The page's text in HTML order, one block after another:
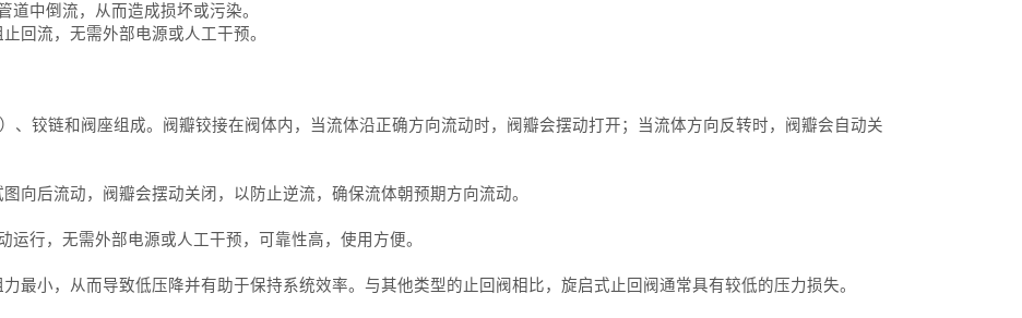
道中倒流，从而造成损坏或污染。
回流，无需外部电源或人工干预。
、铰链和阀座组成。阀瓣铰接在阀体内，当流体沿正确方向流动时，阀瓣会摆动打开；当流体方向反转时，阀瓣会自动关
向后流动，阀瓣会摆动关闭，以防止逆流，确保流体朝预期方向流动。
运行，无需外部电源或人工干预，可靠性高，使用方便。
最小，从而导致低压降并有助于保持系统效率。与其他类型的止回阀相比，旋启式止回阀通常具有较低的压力损失。